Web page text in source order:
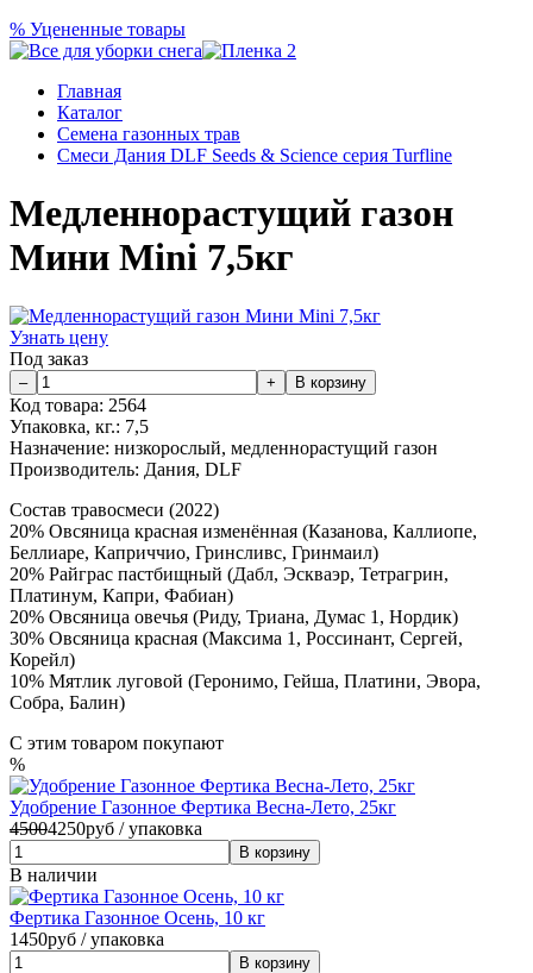
% Уцененные товары
Главная
Каталог
Семена газонных трав
Смеси Дания DLF Seeds & Sciеnce серия Turfline
Медленнорастущий газон
Мини Mini 7,5кг
Узнать цену
Под заказ
Код товара: 2564
Упаковка, кг.: 7,5
Назначение: низкорослый, медленнорастущий газон
Производитель: Дания, DLF
Состав травосмеси (2022)
20% Овсяница красная изменённая (Казанова, Каллиопе,
Беллиаре, Каприччио, Гринсливс, Гринмаил)
20% Райграс пастбищный (Дабл, Эскваэр, Тетрагрин,
Платинум, Капри, Фабиан)
20% Овсяница овечья (Риду, Триана, Думас 1, Нордик)
30% Овсяница красная (Максима 1, Россинант, Сергей,
Корейл)
10% Мятлик луговой (Геронимо, Гейша, Платини, Эвора,
Собра, Балин)
С этим товаром покупают
%
Удобрение Газонное Фертика Весна-Лето, 25кг
45004250руб / упаковка
В наличии
Фертика Газонное Осень, 10 кг
1450руб / упаковка